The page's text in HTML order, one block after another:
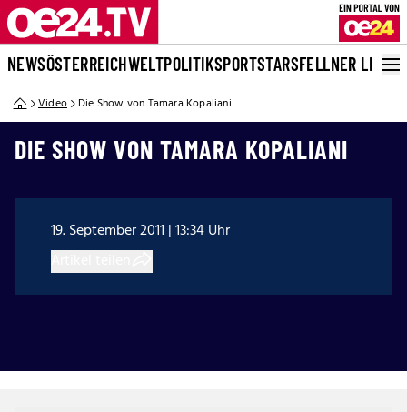
NEWSÖSTERREICHWELTPOLITIKSPORTSTARSFELLNER LIVE
Video Die Show von Tamara Kopaliani
DIE SHOW VON TAMARA KOPALIANI
19. September 2011 | 13:34 Uhr